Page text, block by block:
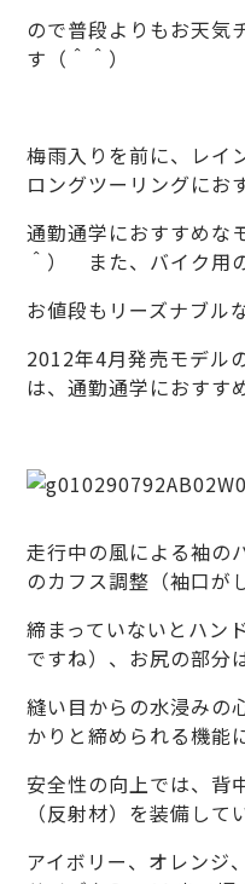
ので普段よりもお天気
す（＾＾）
梅雨入りを前に、レイ
ロングツーリングにお
通勤通学におすすめな
＾） また、バイク用
お値段もリーズナブル
2012年4月発売モデル
は、通勤通学におすす
走行中の風による袖の
のカフス調整（袖口が
締まっていないとハン
ですね）、お尻の部分
縫い目からの水浸みの
かりと締められる機能
安全性の向上では、背
（反射材）を装備して
アイボリー、オレンジ